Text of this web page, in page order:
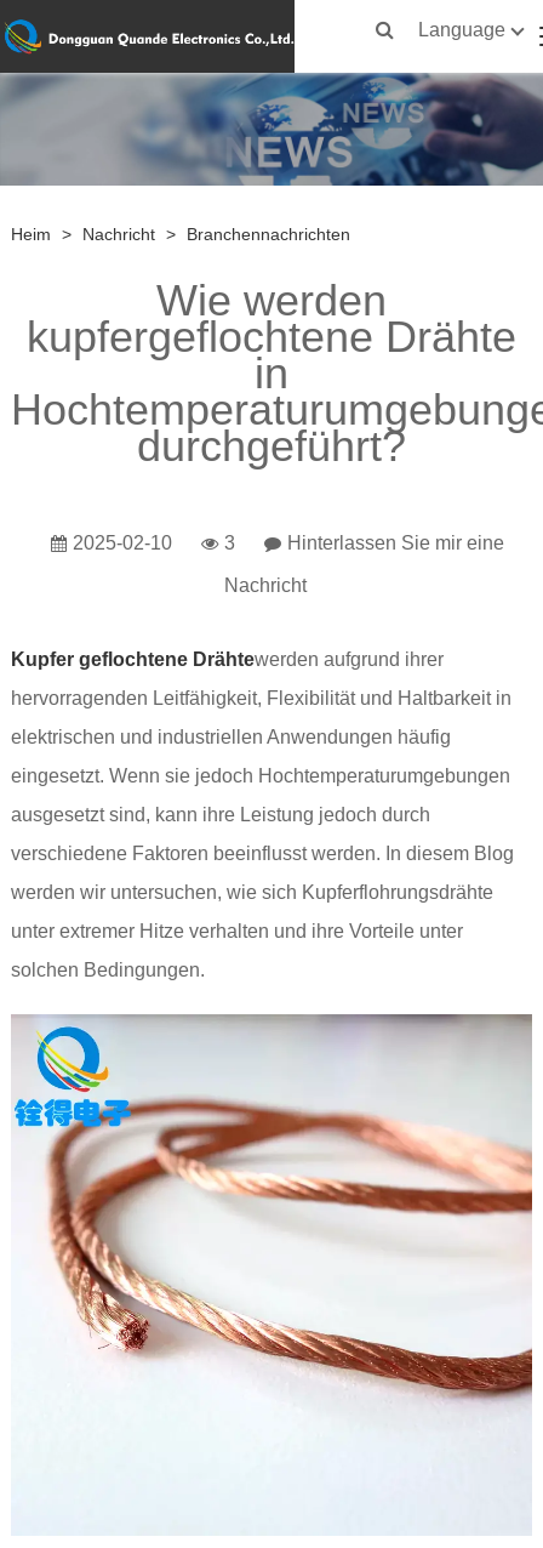
Language
Heim > Nachricht > Branchennachrichten
Wie werden
kupfergeflochtene Drähte
in
durchgeführt?
2025-02-10 3 Hinterlassen Sie mir eine
Nachricht
Kupfer geflochtene Drähtewerden aufgrund ihrer
hervorragenden Leitfähigkeit, Flexibilität und Haltbarkeit in
elektrischen und industriellen Anwendungen häufig
eingesetzt. Wenn sie jedoch Hochtemperaturumgebungen
ausgesetzt sind, kann ihre Leistung jedoch durch
verschiedene Faktoren beeinflusst werden. In diesem Blog
werden wir untersuchen, wie sich Kupferflohrungsdrähte
unter extremer Hitze verhalten und ihre Vorteile unter
solchen Bedingungen.